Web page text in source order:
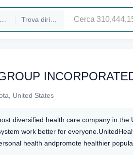
United States
diversified health care company in
work better for
health andpromote healthier